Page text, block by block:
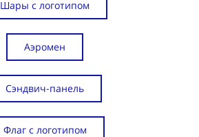
Шары с логотипом
Аэромен
Сэндвич-панель
Флаг с логотипом